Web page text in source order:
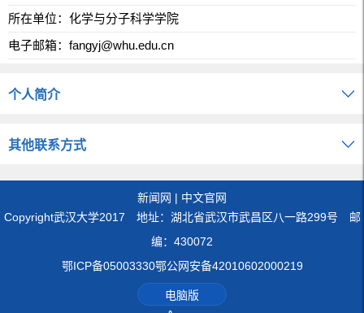
所在单位：化学与分子科学学院
电子邮箱： fangyj@whu.edu.cn
个人简介
其他联系方式
新闻网 | 中文官网
Copyright武汉大学2017 地址：湖北省武汉市武昌区八一路299号 邮
编：430072
鄂ICP备05003330鄂公网安备42010602000219
电脑版